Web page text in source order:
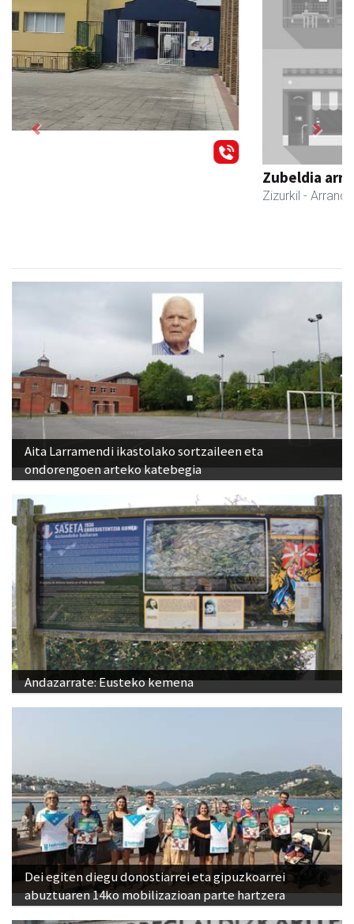
Previous Next
Aita Larramendi ikastolako sortzaileen eta
ondorengoen arteko katebegia
Andazarrate: Eusteko kemena
Dei egiten diegu donostiarrei eta gipuzkoarrei
abuztuaren 14ko mobilizazioan parte hartzera